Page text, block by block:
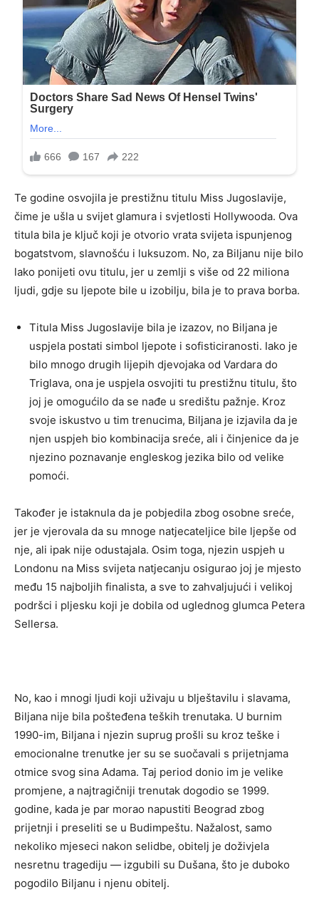
Te godine osvojila je prestižnu titulu Miss Jugoslavije,
čime je ušla u svijet glamura i svjetlosti Hollywooda. Ova
titula bila je ključ koji je otvorio vrata svijeta ispunjenog
bogatstvom, slavnošću i luksuzom. No, za Biljanu nije bilo
lako ponijeti ovu titulu, jer u zemlji s više od 22 miliona
ljudi, gdje su ljepote bile u izobilju, bila je to prava borba.
Titula Miss Jugoslavije bila je izazov, no Biljana je
uspjela postati simbol ljepote i sofisticiranosti. Iako je
bilo mnogo drugih lijepih djevojaka od Vardara do
Triglava, ona je uspjela osvojiti tu prestižnu titulu, što
joj je omogućilo da se nađe u središtu pažnje. Kroz
svoje iskustvo u tim trenucima, Biljana je izjavila da je
njen uspjeh bio kombinacija sreće, ali i činjenice da je
njezino poznavanje engleskog jezika bilo od velike
pomoći.
Također je istaknula da je pobjedila zbog osobne sreće,
jer je vjerovala da su mnoge natjecateljice bile ljepše od
nje, ali ipak nije odustajala. Osim toga, njezin uspjeh u
Londonu na Miss svijeta natjecanju osigurao joj je mjesto
među 15 najboljih finalista, a sve to zahvaljujući i velikoj
podršci i pljesku koji je dobila od uglednog glumca Petera
Sellersa.
No, kao i mnogi ljudi koji uživaju u blještavilu i slavama,
Biljana nije bila pošteđena teških trenutaka. U burnim
1990-im, Biljana i njezin suprug prošli su kroz teške i
emocionalne trenutke jer su se suočavali s prijetnjama
otmice svog sina Adama. Taj period donio im je velike
promjene, a najtragičniji trenutak dogodio se 1999.
godine, kada je par morao napustiti Beograd zbog
prijetnji i preseliti se u Budimpeštu. Nažalost, samo
nekoliko mjeseci nakon selidbe, obitelj je doživjela
nesretnu tragediju — izgubili su Dušana, što je duboko
pogodilo Biljanu i njenu obitelj.